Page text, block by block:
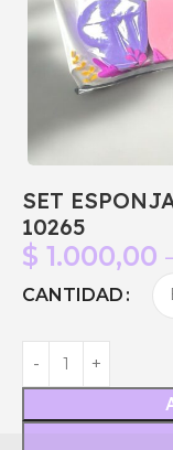
SET
10265
$ 1.000,00
CANTIDAD